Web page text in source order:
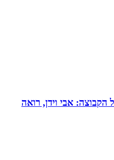
בין המשכימות ראשונות. נפגשת בימי חמישי אחת לשבועיים החל משעה 8.00. שעת פתיחת המפגש 8.30.. מנהל הקבוצה: אבי וידן, רואה